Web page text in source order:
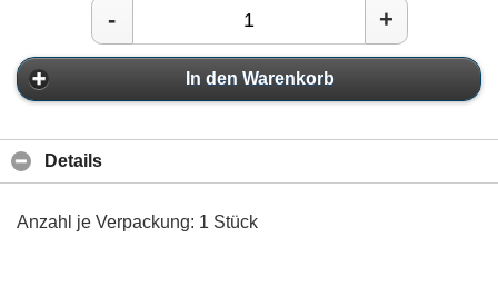
- +
In den Warenkorb
Details
Anzahl je Verpackung: 1 Stück